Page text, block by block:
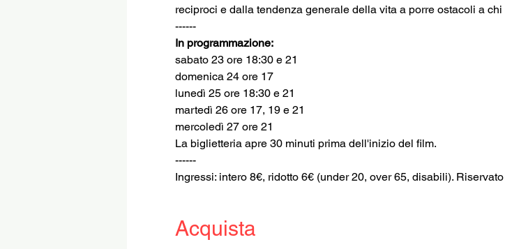
reciproci e dalla tendenza generale della vita a porre ostacoli a
------
In programmazione:
sabato 23 ore 18:30 e 21
domenica 24 ore 17
lunedì 25 ore 18:30 e 21
martedì 26 ore 17, 19 e 21
mercoledì 27 ore 21
La biglietteria apre 30 minuti prima dell'inizio del film.
------
Ingressi: intero 8€, ridotto 6€ (under 20, over 65, disabili).
Acquista